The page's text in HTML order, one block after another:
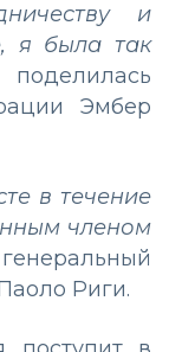
и
я была так
Эмбер
в течение
членом
Риги.